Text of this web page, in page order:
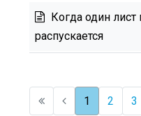
Когда один лист
распускается
1 2 3